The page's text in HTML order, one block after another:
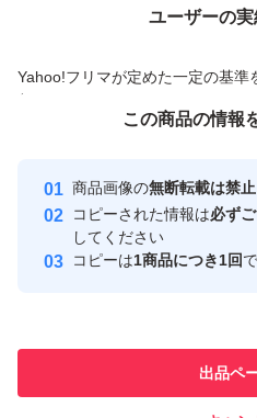
ユーザーの
Yahoo!フリマが定めた一定の基準
付与しています
安心取引出品者
取引実績
価格の相談
この商品の情報
商品画像の無断転載は禁止
コピーされた情報は必ず
してください
コピーは1商品につき1回
出品ペ
この商品をみている人にオス